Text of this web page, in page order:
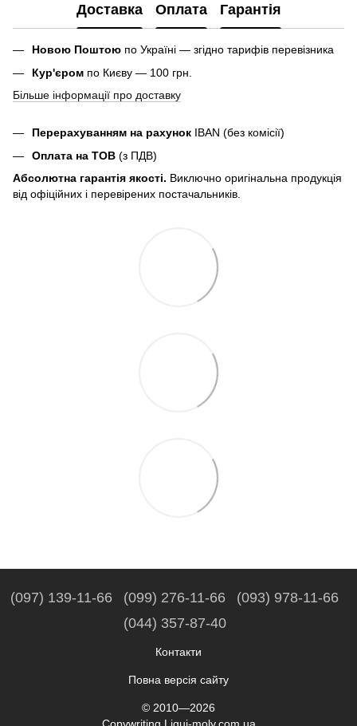
Доставка Оплата Гарантія
Новою Поштою по Україні — згідно тарифів перевізника
Кур'єром по Києву — 100 грн.
Більше інформації про доставку
Перерахуванням на рахунок IBAN (без комісії)
Оплата на ТОВ (з ПДВ)
Абсолютна гарантія якості. Виключно оригінальна продукція
від офіційних і перевірених постачальників.
(097) 139-11-66 (099) 276-11-66
(093) 978-11-66
(044) 357-87-40
Контакти
Повна версія сайту
© 2010—2026